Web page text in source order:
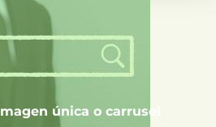
o servicio con imágenes
de imágenes para contar
historia.
única o carrusel